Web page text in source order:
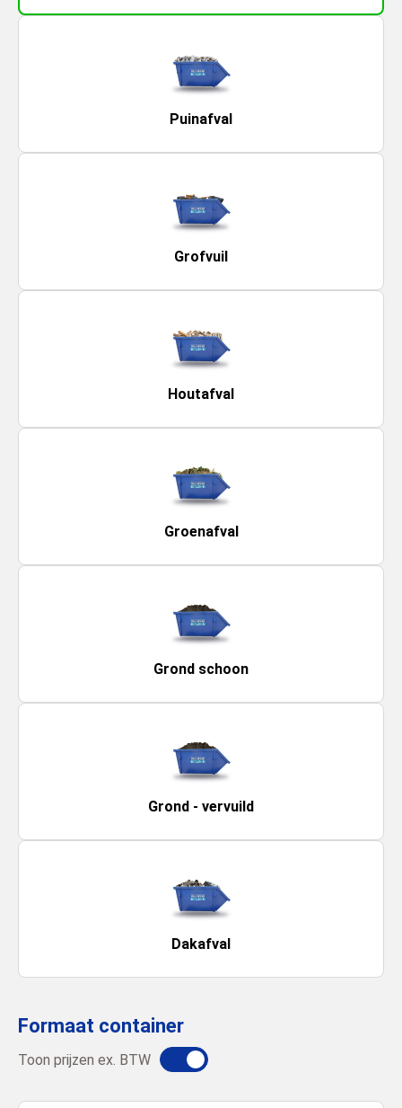
Puinafval
Grofvuil
Houtafval
Groenafval
Grond schoon
Grond - vervuild
Dakafval
Formaat container
Toon prijzen ex. BTW